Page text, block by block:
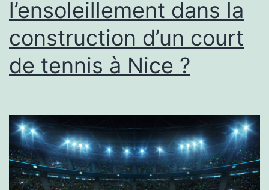
tropical
?
l’ensoleillement dans la
construction d’un court
de tennis à Nice ?